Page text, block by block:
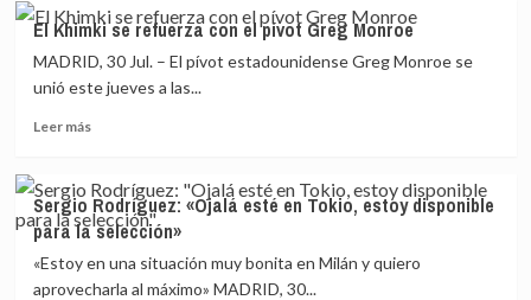
La
NBA
regresa
rodilla
suelo
racismo
durante
el
himno
El Khimki se refuerza con el pívot Greg Monroe
MADRID, 30 Jul. – El pívot estadounidense Greg Monroe se
unió este jueves a las...
Leer másLeer
El
Khimki
se
refuerza
con
Sergio Rodríguez: «Ojalá esté en Tokio, estoy disponible
para la selección»
«Estoy en una situación muy bonita en Milán y quiero
aprovecharla al máximo» MADRID, 30...